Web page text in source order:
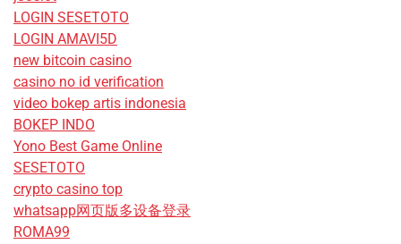
LOGIN SESETOTO
LOGIN AMAVI5D
new bitcoin casino
casino no id verification
video bokep artis indonesia
BOKEP INDO
Yono Best Game Online
SESETOTO
crypto casino top
whatsapp网页版多设备登录
ROMA99